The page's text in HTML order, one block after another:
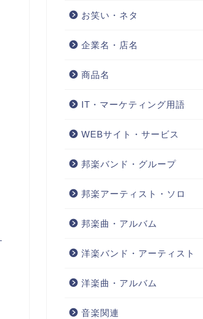
お笑い・ネタ
企業名・店名
商品名
IT・マーケティング用語
WEBサイト・サービス
邦楽バンド・グループ
邦楽アーティスト・ソロ
邦楽曲・アルバム
洋楽バンド・アーティスト
洋楽曲・アルバム
音楽関連